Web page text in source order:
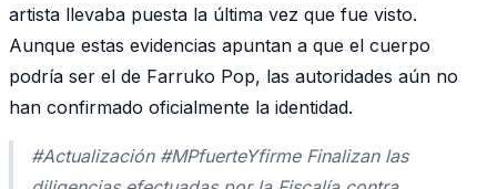
artista llevaba puesta la última vez que fue visto.
Aunque estas evidencias apuntan a que el cuerpo
podría ser el de Farruko Pop, las autoridades aún no
han confirmado oficialmente la identidad.
#Actualización #MPfuerteYfirme Finalizan las